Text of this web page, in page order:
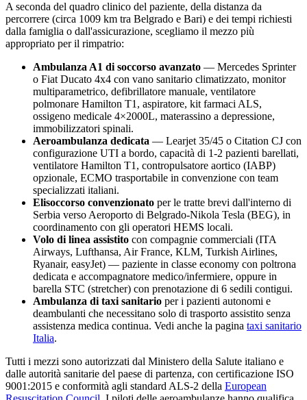
A seconda del quadro clinico del paziente, della distanza da
percorrere (circa 1009 km tra Belgrado e Bari) e dei tempi richiesti
dalla famiglia o dall'assicurazione, scegliamo il mezzo più
appropriato per il rimpatrio:
Ambulanza A1 di soccorso avanzato — Mercedes Sprinter
o Fiat Ducato 4x4 con vano sanitario climatizzato, monitor
multiparametrico, defibrillatore manuale, ventilatore
polmonare Hamilton T1, aspiratore, kit farmaci ALS,
ossigeno medicale 4×2000L, materassino a depressione,
immobilizzatori spinali.
Aeroambulanza dedicata — Learjet 35/45 o Citation CJ con
configurazione UTI a bordo, capacità di 1-2 pazienti barellati,
ventilatore Hamilton T1, contropulsatore aortico (IABP)
opzionale, ECMO trasportabile in convenzione con team
specializzati italiani.
Elisoccorso convenzionato per le tratte brevi dall'interno di
Serbia versoAeroporto di Belgrado-Nikola Tesla (BEG), in
coordinamento con gli operatori HEMS locali.
Volo di linea assistito con compagnie commerciali (ITA
Airways, Lufthansa, Air France, KLM, Turkish Airlines,
Ryanair, easyJet) — paziente in classe economy con poltrona
dedicata e accompagnatore medico/infermiere, oppure in
barella STC (stretcher) con prenotazione di 6 sedili contigui.
Ambulanza di taxi sanitario per i pazienti autonomi e
deambulanti che necessitano solo di trasporto assistito senza
assistenza medica continua. Vedi anche la pagina taxi sanitario
Italia.
Tutti i mezzi sono autorizzati dal Ministero della Salute italiano e
dalle autorità sanitarie del paese di partenza, con certificazione ISO
9001:2015 e conformità agli standard ALS-2 della European